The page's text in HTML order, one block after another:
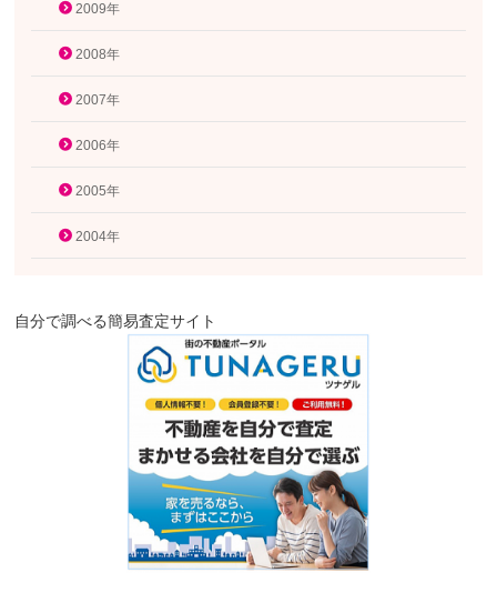
2009年
2008年
2007年
2006年
2005年
2004年
自分で調べる簡易査定サイト